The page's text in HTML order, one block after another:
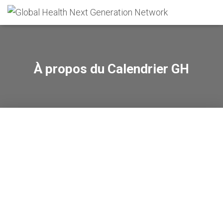
À propos du Calendrier GH